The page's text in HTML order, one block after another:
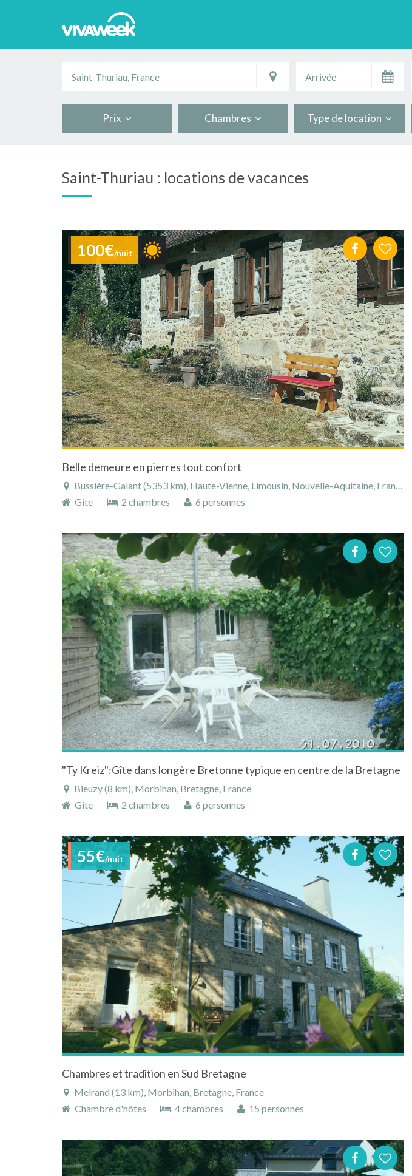
Prix Chambres Type de location
Saint-Thuriau : locations de vacances
100€/nuit
Belle demeure en pierres tout confort
Bussière-Galant (5353 km), Haute-Vienne, Limousin, Nouvelle-Aquitaine, France
Gîte
2 chambres 6 personnes
"Ty Kreiz":Gîte dans longère Bretonne typique en centre de la Bretagne
Bieuzy (8 km), Morbihan, Bretagne, France
Gîte
2 chambres 6 personnes
55€/nuit
Chambres et tradition en Sud Bretagne
Melrand (13 km), Morbihan, Bretagne, France
Chambre d'hôtes
4 chambres 15 personnes